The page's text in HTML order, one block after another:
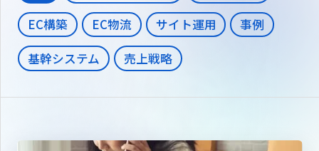
EC構築
EC物流 サイト運用
事例
基幹システム
売上戦略